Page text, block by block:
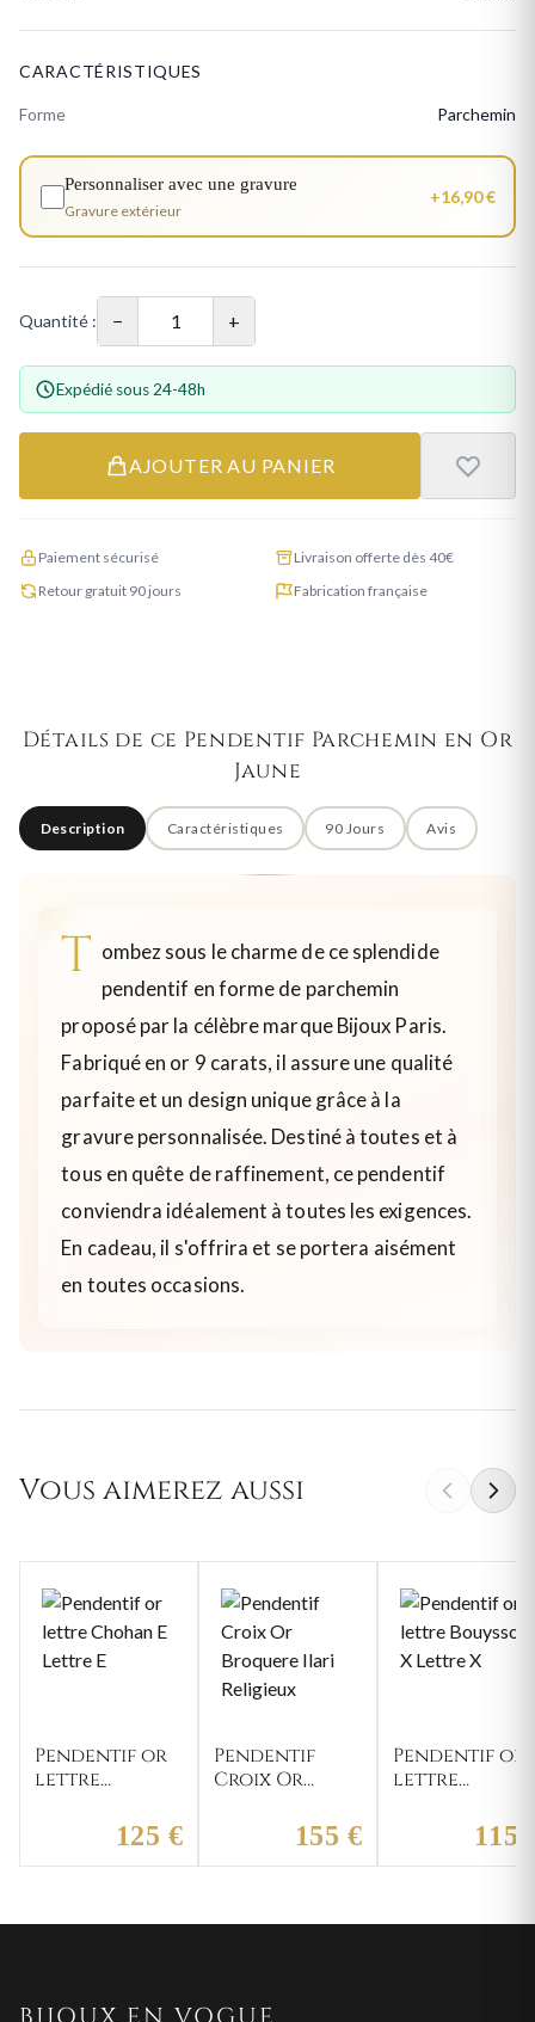
CARACTÉRISTIQUES
Forme Parchemin
Personnaliser avec une gravure
Gravure extérieur
+16,90 €
Quantité : − +
Expédié sous 24-48h
AJOUTER AU PANIER
Paiement sécurisé
Livraison offerte dès 40€
Retour gratuit 90 jours
Fabrication française
Détails de ce Pendentif Parchemin en Or
Jaune
Description Caractéristiques 90 Jours Avis
T ombez sous le charme de ce splendide
pendentif en forme de parchemin
proposé par la célèbre marque Bijoux Paris.
Fabriqué en or 9 carats, il assure une qualité
parfaite et un design unique grâce à la
gravure personnalisée. Destiné à toutes et à
tous en quête de raffinement, ce pendentif
conviendra idéalement à toutes les exigences.
En cadeau, il s'offrira et se portera aisément
en toutes occasions.
Vous aimerez aussi
Pendentif or
lettre
125 €
Pendentif
Croix Or
Religieux155 €
Pendentif or
lettre
115